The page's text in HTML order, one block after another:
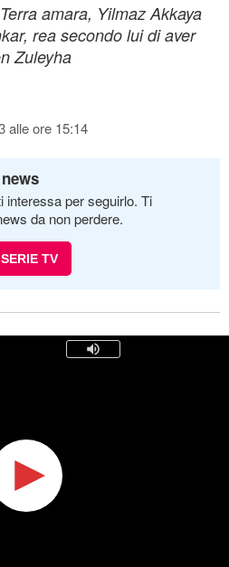
amara, Yilmaz Akkaya
rea secondo lui di aver
Zuleyha
alle ore 15:14
interessa per seguirlo. Ti
da non perdere.
SERIE TV